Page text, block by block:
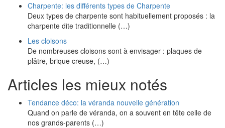
Charpente: les différents types de Charpente
Deux types de charpente sont habituellement proposés : la
charpente dite traditionnelle (…)
Les cloisons
De nombreuses cloisons sont à envisager : plaques de
plâtre, brique creuse, (…)
Articles les mieux notés
Tendance déco: la véranda nouvelle génération
Quand on parle de véranda, on a souvent en tête celle de
nos grands-parents (…)